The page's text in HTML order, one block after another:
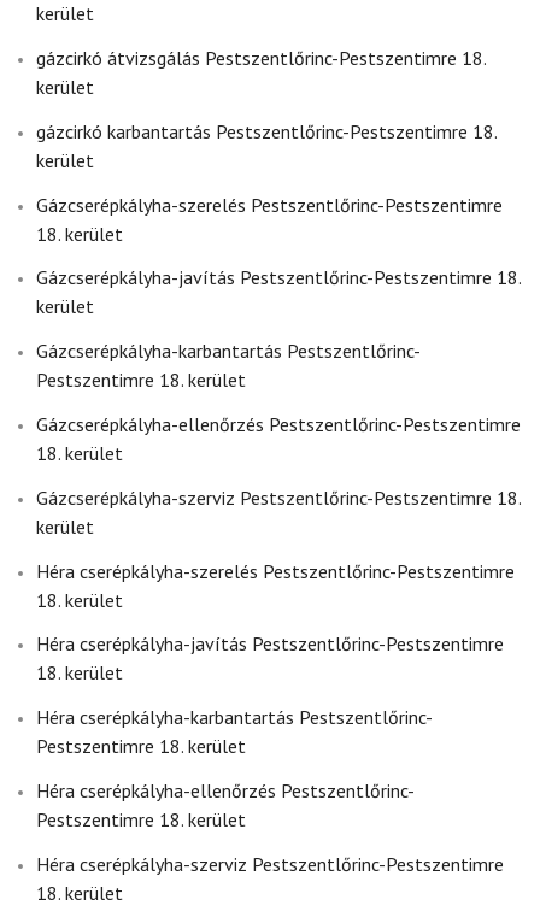
kerület
gázcirkó átvizsgálás Pestszentlőrinc-Pestszentimre 18.
kerület
gázcirkó karbantartás Pestszentlőrinc-Pestszentimre 18.
kerület
Gázcserépkályha-szerelés Pestszentlőrinc-Pestszentimre
18. kerület
Gázcserépkályha-javítás Pestszentlőrinc-Pestszentimre 18.
kerület
Gázcserépkályha-karbantartás Pestszentlőrinc-
Pestszentimre 18. kerület
Gázcserépkályha-ellenőrzés Pestszentlőrinc-Pestszentimre
18. kerület
Gázcserépkályha-szerviz Pestszentlőrinc-Pestszentimre 18.
kerület
Héra cserépkályha-szerelés Pestszentlőrinc-Pestszentimre
18. kerület
Héra cserépkályha-javítás Pestszentlőrinc-Pestszentimre
18. kerület
Héra cserépkályha-karbantartás Pestszentlőrinc-
Pestszentimre 18. kerület
Héra cserépkályha-ellenőrzés Pestszentlőrinc-
Pestszentimre 18. kerület
Héra cserépkályha-szerviz Pestszentlőrinc-Pestszentimre
18. kerület